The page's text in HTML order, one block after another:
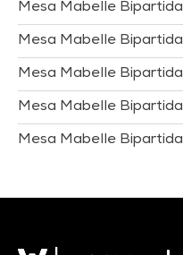
Mesa Mabelle Bipartida
Mesa Mabelle Bipartida
Mesa Mabelle Bipartida
Mesa Mabelle Bipartida
Mesa Mabelle Bipartida